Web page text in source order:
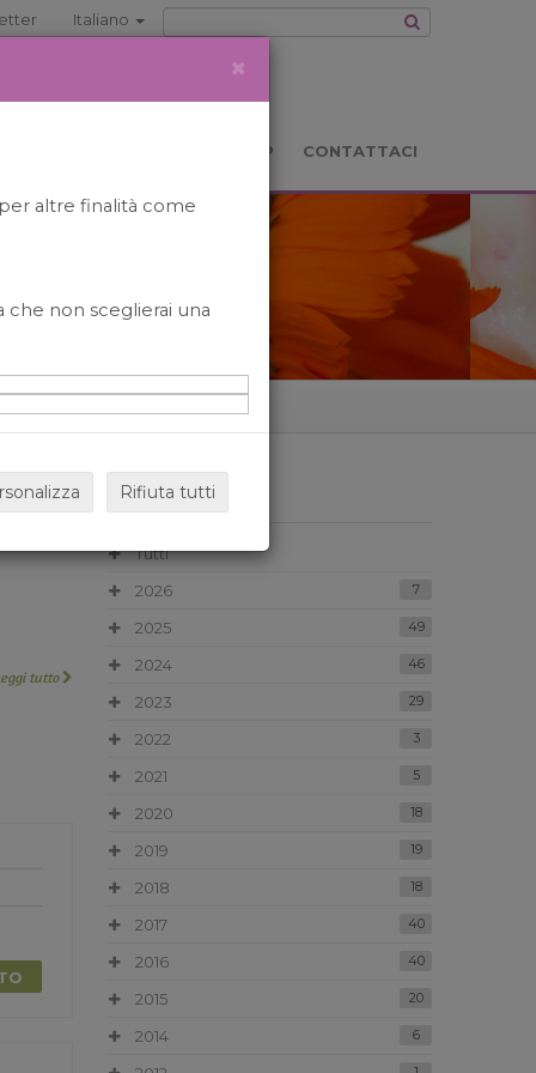
Italiano
BOOKSHOP CONTATTACI
tutto
ARCHIVIO
Tutti
2026
7
2025 49
2024 46
2023 29
2022 3
2021 5
2020 18
2019 19
2018 18
2017 40
2016 40
2015 20
2014 6
×
altre finalità come
che non sceglierai una
Rifiuta tutti